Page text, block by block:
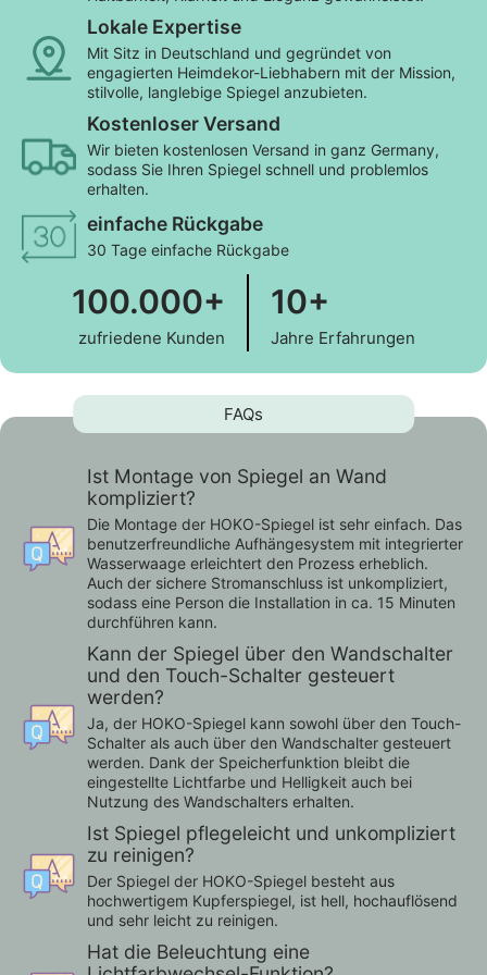
Eine ausführliche Montageanleitung und Montagezubehör
liegt bei.
Lokale Expertise
Mit Sitz in Deutschland und gegründet von
engagierten Heimdekor-Liebhabern mit der Mission,
stilvolle, langlebige Spiegel anzubieten.
Kostenloser Versand
Wir bieten kostenlosen Versand in ganz Germany,
sodass Sie Ihren Spiegel schnell und problemlos
erhalten.
einfache Rückgabe
30 Tage einfache Rückgabe
100.000+
zufriedene Kunden
10+
Jahre Erfahrungen
FAQs
Ist Montage von Spiegel an Wand
kompliziert?
Die Montage der HOKO-Spiegel ist sehr einfach. Das
benutzerfreundliche Aufhängesystem mit integrierter
Wasserwaage erleichtert den Prozess erheblich.
Auch der sichere Stromanschluss ist unkompliziert,
sodass eine Person die Installation in ca. 15 Minuten
durchführen kann.
Kann der Spiegel über den Wandschalter
und den Touch-Schalter gesteuert
werden?
Ja, der HOKO-Spiegel kann sowohl über den Touch-
Schalter als auch über den Wandschalter gesteuert
werden. Dank der Speicherfunktion bleibt die
eingestellte Lichtfarbe und Helligkeit auch bei
Nutzung des Wandschalters erhalten.
Ist Spiegel pflegeleicht und unkompliziert
zu reinigen?
Der Spiegel der HOKO-Spiegel besteht aus
hochwertigem Kupferspiegel, ist hell, hochauflösend
und sehr leicht zu reinigen.
Hat die Beleuchtung eine